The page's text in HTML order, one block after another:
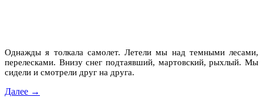
Однажды я толкала самолет. Летели мы над темными лесами,
перелесками. Внизу снег подтаявший, мартовский, рыхлый. Мы
сидели и смотрели друг на друга.
Далее →